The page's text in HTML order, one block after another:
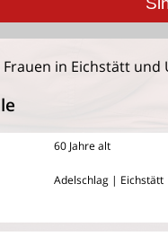
Frauen in Eichstätt
60 Jahre alt
Adelschlag | Eichstätt